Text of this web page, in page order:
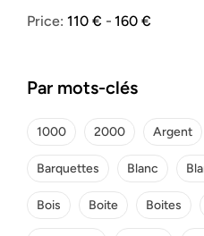
Price: 110 € 160 €
Par mots-clés
1000 2000 Argent
Barquettes Blanc
Bois Boite Boites